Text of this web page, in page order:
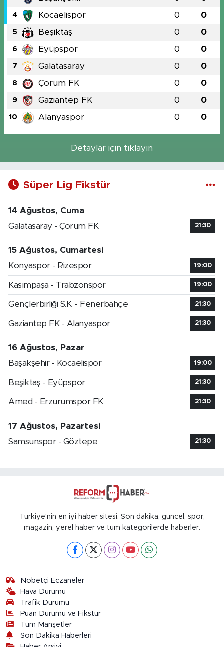
4 Kocaelispor 0 0
5 Beşiktaş 0 0
6 Eyüpspor 0 0
7 Galatasaray 0 0
8 Çorum FK 0 0
9 Gaziantep FK 0 0
10 Alanyaspor 0 0
Detaylar için tıklayın
Süper Lig Fikstür
14 Ağustos, Cuma
Galatasaray - Çorum FK
21:30
15 Ağustos, Cumartesi
Konyaspor - Rizespor
19:00
Kasımpaşa - Trabzonspor 19:00
Gençlerbirliği S.K. - Fenerbahçe 21:30
Gaziantep FK - Alanyaspor 21:30
16 Ağustos, Pazar
Başakşehir - Kocaelispor
19:00
Beşiktaş - Eyüpspor 21:30
Amed - Erzurumspor FK 21:30
17 Ağustos, Pazartesi
Samsunspor - Göztepe
21:30
Türkiye'nin en iyi haber sitesi. Son dakika, güncel, spor,
magazin, yerel haber ve tüm kategorilerde haberler.
Nöbetçi Eczaneler
Hava Durumu
Trafik Durumu
Puan Durumu ve Fikstür
Tüm Manşetler
Son Dakika Haberleri